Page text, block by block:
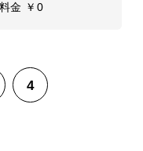
金 ￥0
4